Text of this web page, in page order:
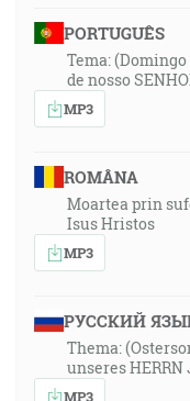
PORTUGUÊS
Tema:
de nosso
MP3
ROMÂNA
Moartea prin
Isus Hristos
MP3
РУССКИЙ
Thema:
unseres
MP3